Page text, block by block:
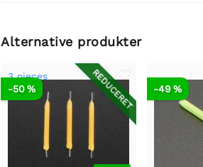
Alternative produkter
REDUCERET
3 pieces
-50 % -49 %